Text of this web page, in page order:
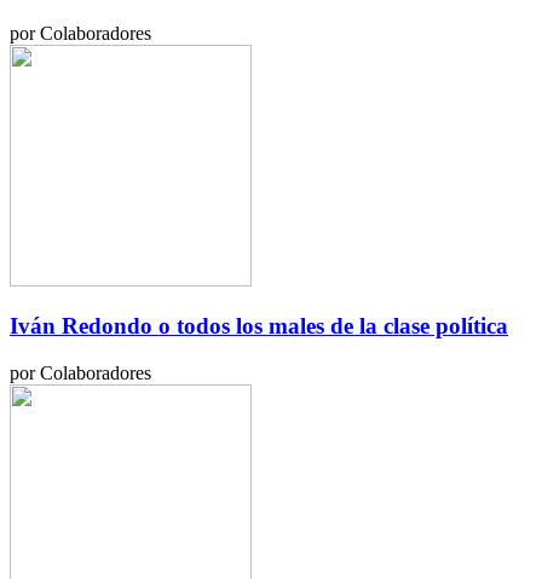
por Colaboradores
Iván Redondo o todos los males de la clase política
por Colaboradores